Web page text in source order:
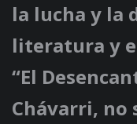
la lucha y la
literatura y
“El
Chávarri, no